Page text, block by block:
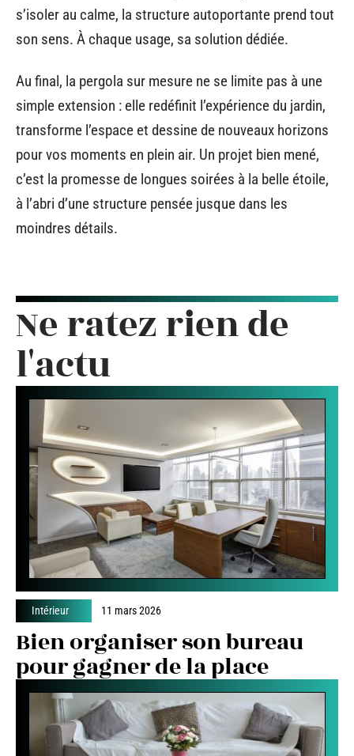
s’isoler au calme, la structure autoportante prend tout
son sens. À chaque usage, sa solution dédiée.
Au final, la pergola sur mesure ne se limite pas à une
simple extension : elle redéfinit l’expérience du jardin,
transforme l’espace et dessine de nouveaux horizons
pour vos moments en plein air. Un projet bien mené,
c’est la promesse de longues soirées à la belle étoile,
à l’abri d’une structure pensée jusque dans les
moindres détails.
Ne ratez rien de
l'actu
Intérieur 11 mars 2026
Bien organiser son bureau
pour gagner de la place